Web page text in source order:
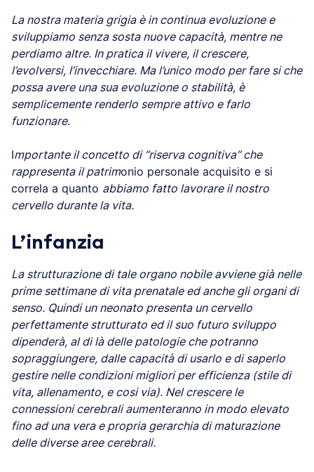
La nostra materia grigia è in continua evoluzione e
sviluppiamo senza sosta nuove capacità, mentre ne
perdiamo altre. In pratica il vivere, il crescere,
l’evolversi, l’invecchiare. Ma l’unico modo per fare si che
possa avere una sua evoluzione o stabilità, è
semplicemente renderlo sempre attivo e farlo
funzionare.
Importante il concetto di “riserva cognitiva” che
rappresenta il patrimonio personale acquisito e si
correla a quanto abbiamo fatto lavorare il nostro
cervello durante la vita.
L’infanzia
La strutturazione di tale organo nobile avviene già nelle
prime settimane di vita prenatale ed anche gli organi di
senso. Quindi un neonato presenta un cervello
perfettamente strutturato ed il suo futuro sviluppo
dipenderà, al di là delle patologie che potranno
sopraggiungere, dalle capacità di usarlo e di saperlo
gestire nelle condizioni migliori per efficienza (stile di
vita, allenamento, e cosi via). Nel crescere le
connessioni cerebrali aumenteranno in modo elevato
fino ad una vera e propria gerarchia di maturazione
delle diverse aree cerebrali.